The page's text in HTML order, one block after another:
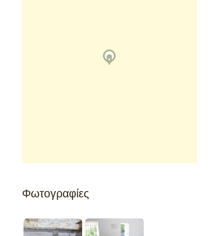
Φωτογραφίες